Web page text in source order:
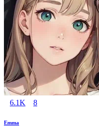
6.1K 8
Emma